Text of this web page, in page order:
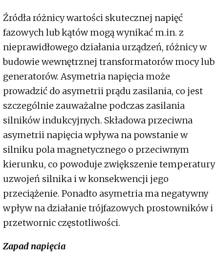
Źródła różnicy wartości skutecznej napięć
fazowych lub kątów mogą wynikać m.in. z
nieprawidłowego działania urządzeń, różnicy w
budowie wewnętrznej transformatorów mocy lub
generatorów. Asymetria napięcia może
prowadzić do asymetrii prądu zasilania, co jest
szczególnie zauważalne podczas zasilania
silników indukcyjnych. Składowa przeciwna
asymetrii napięcia wpływa na powstanie w
silniku pola magnetycznego o przeciwnym
kierunku, co powoduje zwiększenie temperatury
uzwojeń silnika i w konsekwencji jego
przeciążenie. Ponadto asymetria ma negatywny
wpływ na działanie trójfazowych prostowników i
przetwornic częstotliwości.
Zapad napięcia